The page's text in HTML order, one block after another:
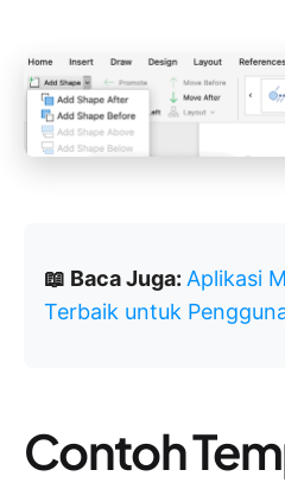
📖 Baca Juga: Aplikasi
Terbaik untuk
Contoh